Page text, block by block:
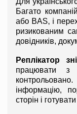
Багато
або BAS, і
ризикованим
довідників,
Реплікатор
працювати з
інформацію,
сторін і